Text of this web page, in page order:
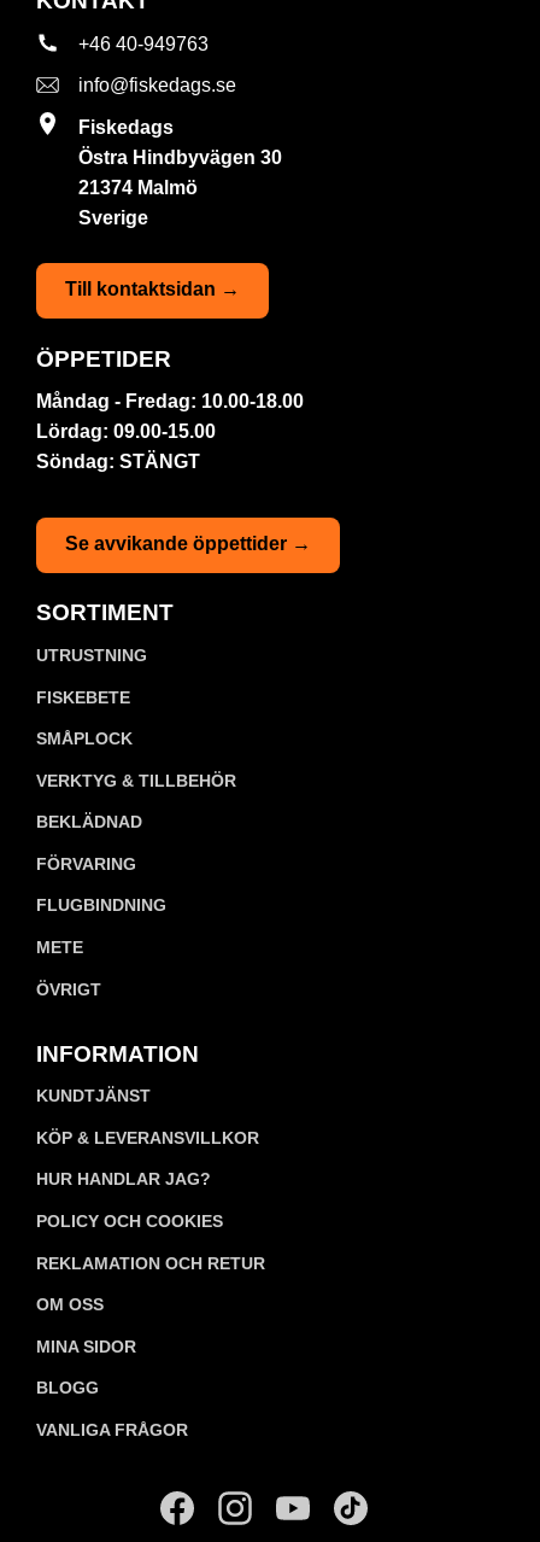
+46 40-949763
info@fiskedags.se
Fiskedags
Östra Hindbyvägen 30
21374 Malmö
Sverige
Till kontaktsidan →
ÖPPETIDER
Måndag - Fredag: 10.00-18.00
Lördag: 09.00-15.00
Söndag: STÄNGT
Se avvikande öppettider →
SORTIMENT
UTRUSTNING
FISKEBETE
SMÅPLOCK
VERKTYG & TILLBEHÖR
BEKLÄDNAD
FÖRVARING
FLUGBINDNING
METE
ÖVRIGT
INFORMATION
KUNDTJÄNST
KÖP & LEVERANSVILLKOR
HUR HANDLAR JAG?
POLICY OCH COOKIES
REKLAMATION OCH RETUR
OM OSS
MINA SIDOR
BLOGG
VANLIGA FRÅGOR